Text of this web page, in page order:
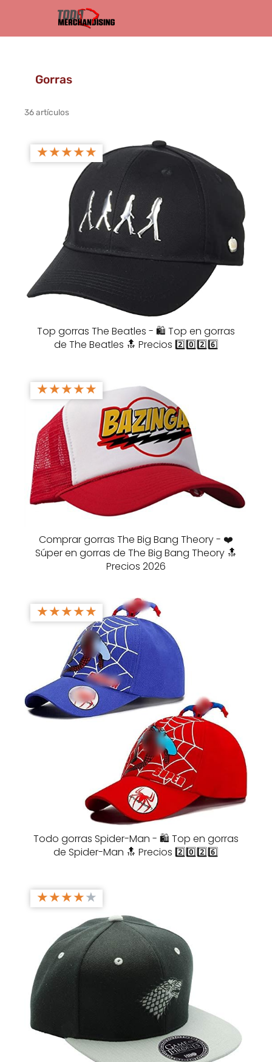
Gorras
36 artículos
★★★★★
Top gorras The Beatles - 🛍️ Top en gorras
de The Beatles 🔝 Precios 2️⃣0️⃣2️⃣6️⃣
★★★★★
Comprar gorras The Big Bang Theory - ❤️
Súper en gorras de The Big Bang Theory 🔝
Precios 2026
★★★★★
Todo gorras Spider-Man - 🛍️ Top en gorras
de Spider-Man 🔝 Precios 2️⃣0️⃣2️⃣6️⃣
★★★★★